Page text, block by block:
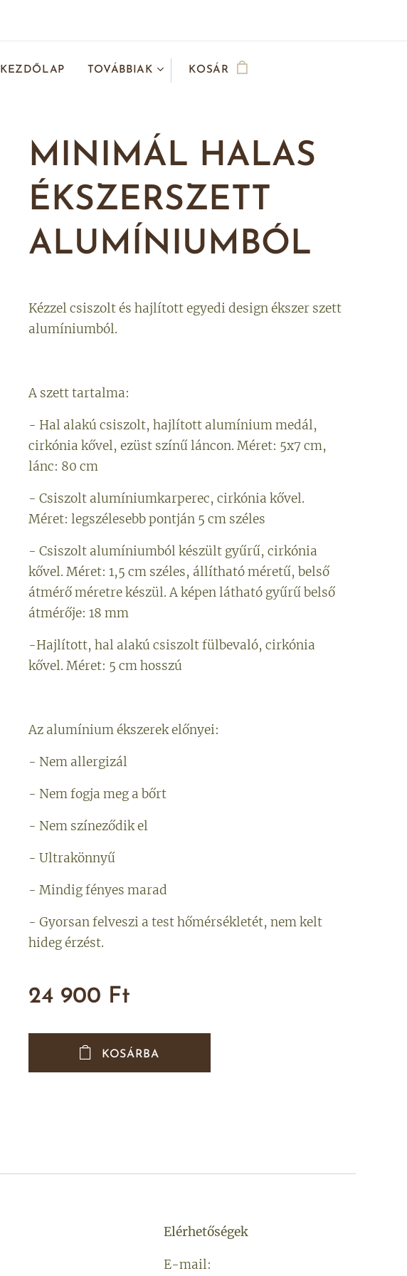
KEZDŐLAP TOVÁBBIAK KOSÁR
MINIMÁL HALAS
ÉKSZERSZETT
ALUMÍNIUMBÓL
Kézzel csiszolt és hajlított egyedi design ékszer szett
alumíniumból.
A szett tartalma:
- Hal alakú csiszolt, hajlított alumínium medál,
cirkónia kővel, ezüst színű láncon. Méret: 5x7 cm,
lánc: 80 cm
- Csiszolt alumíniumkarperec, cirkónia kővel.
Méret: legszélesebb pontján 5 cm széles
- Csiszolt alumíniumból készült gyűrű, cirkónia
kővel. Méret: 1,5 cm széles, állítható méretű, belső
átmérő méretre készül. A képen látható gyűrű belső
átmérője: 18 mm
-Hajlított, hal alakú csiszolt fülbevaló, cirkónia
kővel. Méret: 5 cm hosszú
Az alumínium ékszerek előnyei:
- Nem allergizál
- Nem fogja meg a bőrt
- Nem színeződik el
- Ultrakönnyű
- Mindig fényes marad
- Gyorsan felveszi a test hőmérsékletét, nem kelt
hideg érzést.
24 900 Ft
KOSÁRBA
Elérhetőségek
E-mail: